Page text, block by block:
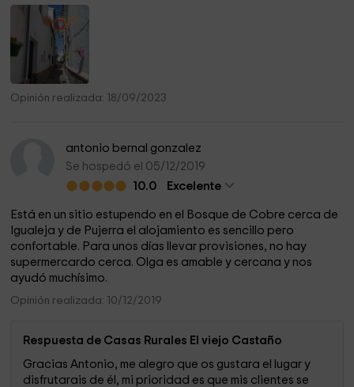
Opinión realizada: 18/09/2023
antonio bernal gonzalez
Se hospedó el 05/12/2019
10.0
Excelente
Está en un sitio estupendo en el Bosque de Cobre cerca de
Igualeja y de Pujerra el alojamiento es sencillo pero
confortable. Para unos días llevar provisiones, no hay
supermercardo cerca. Olga es amable y cercana y nos
ayudó muchísimo.
Opinión realizada: 10/12/2019
Respuesta de Casas Rurales El viejo Castaño
Gracias Antonio, me alegro que os gustara el lugar y
disfrutarais de él, mi prioridad es que mis clientes se